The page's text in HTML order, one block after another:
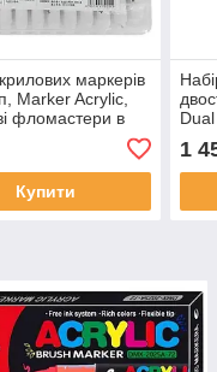
маркерів
Marker Acrylic,
фломастери в
Купити
1